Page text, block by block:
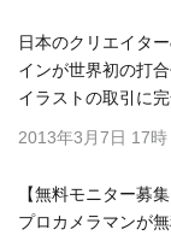
日本のクリエイタ
インが世界初の打
イラストの取引に
2013年3月7日 17時
【無料モニター募
プロカメラマンが無